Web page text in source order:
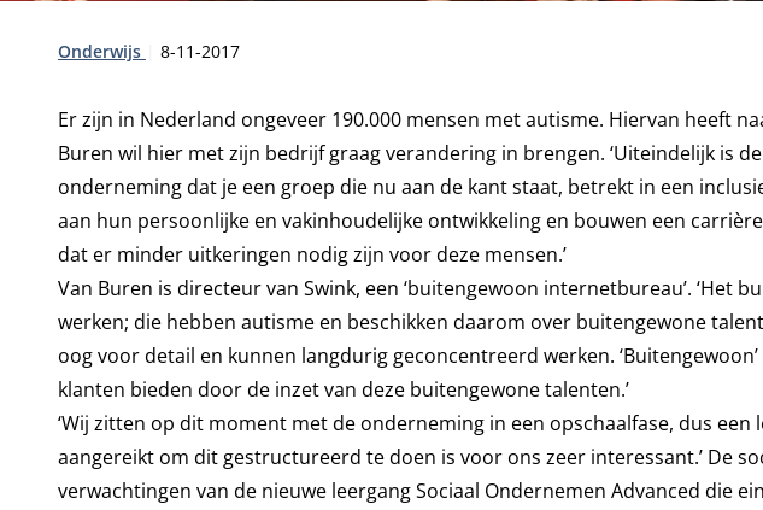
Type:
Onderwijs Publicatiedatum:
8-11-2017
Er zijn in Nederland ongeveer 190.000 mensen met autisme. Hiervan heeft
Buren wil hier met zijn bedrijf graag verandering in brengen. ‘Uiteindelijk is
onderneming dat je een groep die nu aan de kant staat, betrekt in een
aan hun persoonlijke en vakinhoudelijke ontwikkeling en bouwen een
dat er minder uitkeringen nodig zijn voor deze mensen.’
Van Buren is directeur van Swink, een ‘buitengewoon internetbureau’. ‘Het
werken; die hebben autisme en beschikken daarom over buitengewone
oog voor detail en kunnen langdurig geconcentreerd werken.
klanten bieden door de inzet van deze buitengewone talenten.’
‘Wij zitten op dit moment met de onderneming in een opschaalfase, dus
aangereikt om dit gestructureerd te doen is voor ons zeer interessant.’ De
verwachtingen van de nieuwe leergang Sociaal Ondernemen Advanced die